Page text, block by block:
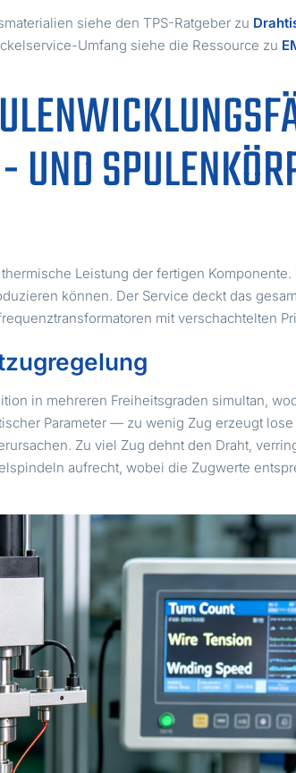
siehe den TPS-Ratgeber zu
Umfang siehe die Ressource zu
Leistung der fertigen
können. Der Service deckt das
mit verschachtelten
in mehreren Freiheitsgraden simultan,
Parameter — zu wenig Zug erzeugt
Zu viel Zug dehnt den Draht,
aufrecht, wobei die Zugwerte